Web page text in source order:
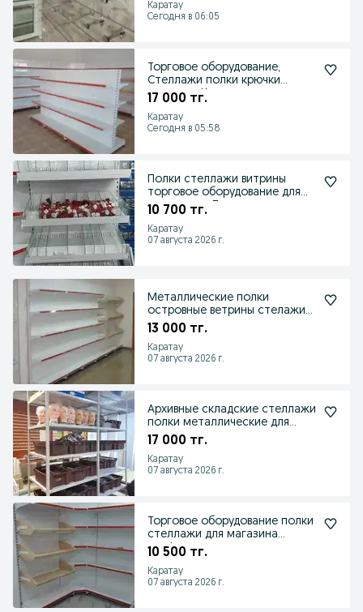
Каратау
Сегодня в 06:05
Торговое оборудование,
Стеллажи полки крючки
навески г.Каратау
17 000 тг.
Каратау
Сегодня в 05:58
Полки стеллажи витрины
торговое оборудование для
магазина г. Тараз
10 700 тг.
Каратау
07 августа 2026 г.
Металлические полки
островные ветрины стелажи
торговые для магазина
13 000 тг.
Каратау
07 августа 2026 г.
Архивные складские стеллажи
полки металлические для
хранения
17 000 тг.
Каратау
07 августа 2026 г.
Торговое оборудование полки
стеллажи для магазина
перфорация
10 500 тг.
Каратау
07 августа 2026 г.